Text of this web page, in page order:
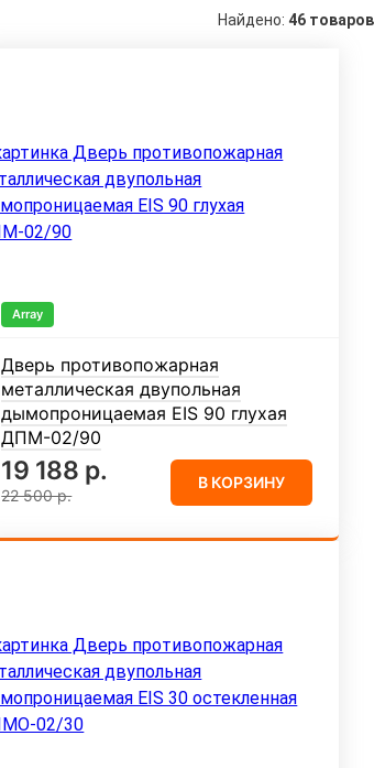
Найдено: 46 товаров
Array
Дверь противопожарная
металлическая двупольная
дымопроницаемая EIS 90 глухая
ДПМ-02/90
19 188 р.
22 500 р.
В КОРЗИНУ